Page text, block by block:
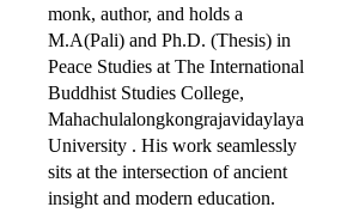
monk, author, and holds a
M.A(Pali) and Ph.D. (Thesis) in
Peace Studies at The International
Buddhist Studies College,
Mahachulalongkongrajavidaylaya
University . His work seamlessly
sits at the intersection of ancient
insight and modern education.